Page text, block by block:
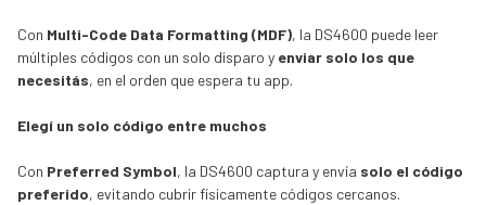
Con Multi-Code Data Formatting (MDF), la DS4600 puede leer
múltiples códigos con un solo disparo y enviar solo los que
necesitás, en el orden que espera tu app.
Elegí un solo código entre muchos
Con Preferred Symbol, la DS4600 captura y envía solo el código
preferido, evitando cubrir físicamente códigos cercanos.